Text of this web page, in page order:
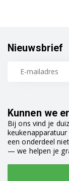
EC685.R
EC685.R
EC685.W
EC685.W
Kunnen we
Bij ons vind je
een onderdeel
— we helpen je
Nieuwsbrief